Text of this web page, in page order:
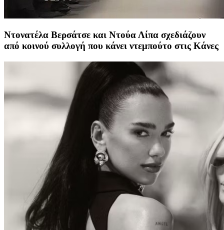
Ντονατέλα Βερσάτσε και Ντούα Λίπα σχεδιάζουν
από κοινού συλλογή που κάνει ντεμπούτο στις Κάνες